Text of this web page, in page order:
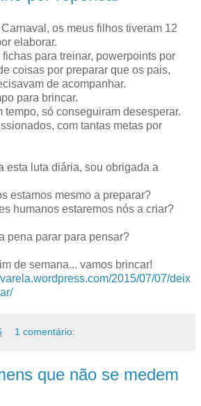
os meus filhos tiveram 12
elaborar.
fichas para treinar, powerpoints por
coisas por preparar que os pais,
de acompanhar.
para brincar.
tempo, só conseguiram desesperar.
com tantas metas por
esta luta diária, sou obrigada a
estamos mesmo a preparar?
humanos estaremos nós a criar?
pena parar para pensar?
de semana... vamos brincar!
2015/07/07/deix
1 comentário:
que não se medem